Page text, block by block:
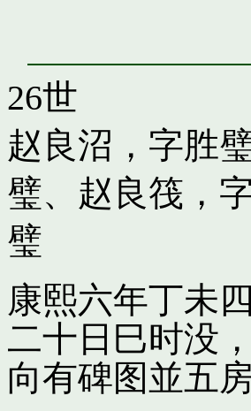
26世
赵良沼，字胜
璧、 赵良筏，
璧
康熙六年丁未
二十日巳时没
向有碑图並五